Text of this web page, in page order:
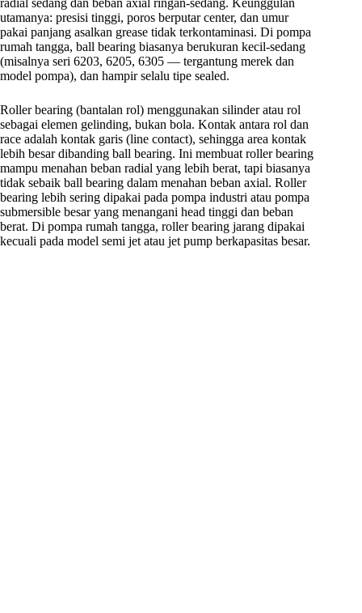
utamanya: presisi tinggi, poros berputar center, dan umur
pakai panjang asalkan grease tidak terkontaminasi. Di pompa
rumah tangga, ball bearing biasanya berukuran kecil-sedang
(misalnya seri 6203, 6205, 6305 — tergantung merek dan
model pompa), dan hampir selalu tipe sealed.
Roller bearing (bantalan rol) menggunakan silinder atau rol
sebagai elemen gelinding, bukan bola. Kontak antara rol dan
race adalah kontak garis (line contact), sehingga area kontak
lebih besar dibanding ball bearing. Ini membuat roller bearing
mampu menahan beban radial yang lebih berat, tapi biasanya
tidak sebaik ball bearing dalam menahan beban axial. Roller
bearing lebih sering dipakai pada pompa industri atau pompa
submersible besar yang menangani head tinggi dan beban
berat. Di pompa rumah tangga, roller bearing jarang dipakai
kecuali pada model semi jet atau jet pump berkapasitas besar.